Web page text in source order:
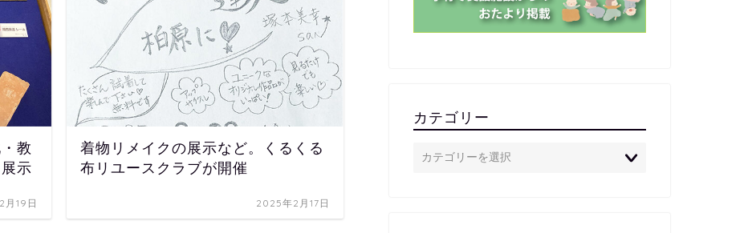
教
示
月19日
着物リメイクの展示など。くるくる
布リユースクラブが開催
2025年2月17日
カテゴリー